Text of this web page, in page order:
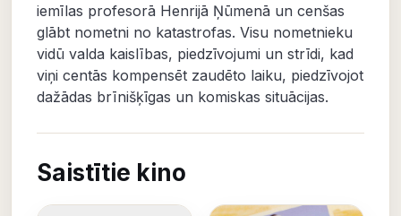
iemīlas profesorā Henrijā Ņūmenā un cenšas
glābt nometni no katastrofas. Visu nometnieku
vidū valda kaislības, piedzīvojumi un strīdi, kad
viņi centās kompensēt zaudēto laiku, piedzīvojot
dažādas brīnišķīgas un komiskas situācijas.
Saistītie kino